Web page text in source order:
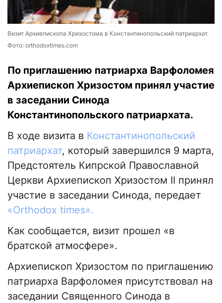
Визит Архиепископа Хризостома в Константинопольский патриархат.
Фото: orthodoxtimes.com
По приглашению патриарха Варфоломея
Архиепископ Хризостом принял участие
в заседании Синода
Константинопольского патриархата.
В ходе визита в Константинопольский
патриархат, который завершился 9 марта,
Предстоятель Кипрской Православной
Церкви Архиепископ Хризостом II принял
участие в заседании Синода, передает
«Orthodox times».
Как сообщается, визит прошел «в
братской атмосфере».
Архиепископ Хризостом по приглашению
патриарха Варфоломея присутствовал на
заседании Священного Синода в